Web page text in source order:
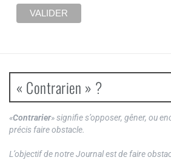
« Contrarien » ?
«Contrarier» signifie s’opposer, gêner, ou
précis faire obstacle.
L’objectif de notre Journal est de faire